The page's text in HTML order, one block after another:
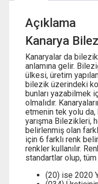
Açıklama
Kanarya
Kanaryalar da
anlamına gelir.
ülkesi, üretim
bilezik üzerindeki
bunları yazabilmek
olmalıdır.
etmenin tek yolu da,
yarışma Bilezikleri,
belirlenmiş olan
için 6 farklı renk
renkler kullanılır.
standartlar olup, tüm
(20) ise 2020